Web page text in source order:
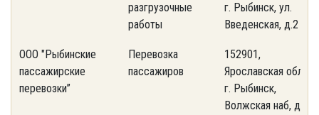
разгрузочные
работы
г. Рыбинск, ул.
Введенская, д.2
ООО "Рыбинские
пассажирские
перевозки”
Перевозка
пассажиров
152901,
Ярославская обл.,
г. Рыбинск,
Волжская наб, д.